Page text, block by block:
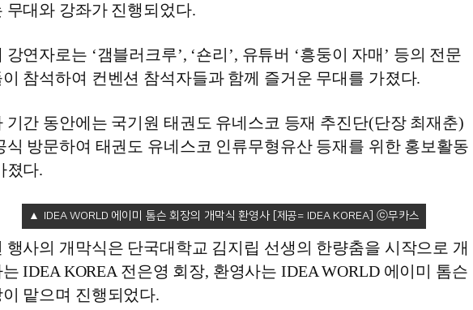
무대와 강좌가 진행되었다.
강연자로는 ‘갬블러크루’, ‘숀리’, 유튜버 ‘흥둥이 자매’ 등의 전문
참석하여 컨벤션 참석자들과 함께 즐거운 무대를 가졌다.
기간 동안에는 국기원 태권도 유네스코 등재 추진단(단장 최재춘)
식 방문하여 태권도 유네스코 인류무형유산 등재를 위한 홍보활동
졌다.
IDEA WORLD 에이미 톰슨 회장의 개막식 환영사 [제공= IDEA KOREA]
행사의 개막식은 단국대학교 김지립 선생의 한량춤을 시작으로 개
IDEA KOREA 전은영 회장, 환영사는 IDEA WORLD 에이미 톰슨
맡으며 진행되었다.